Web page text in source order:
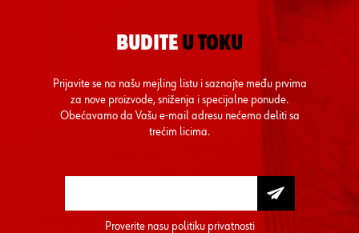
BUDITE U TOKU
Prijavite se na našu mejling listu i saznajte među prvima
za nove proizvode, sniženja i specijalne ponude.
Obećavamo da Vašu e-mail adresu nećemo deliti sa
trećim licima.
Proverite nasu politiku privatnosti